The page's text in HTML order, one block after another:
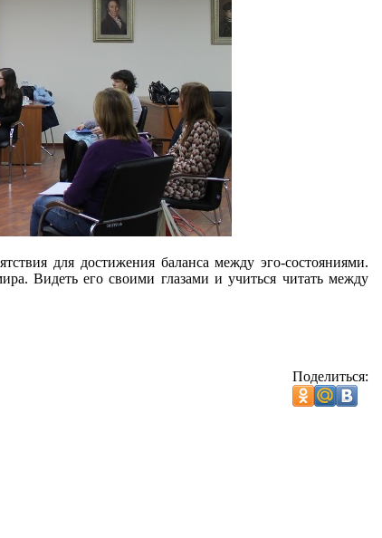
для достижения баланса между эго-состояниями.
Видеть его своими глазами и учиться читать между
Поделиться: